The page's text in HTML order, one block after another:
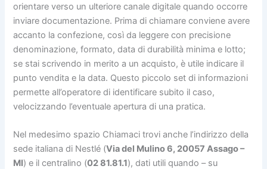
orientare verso un ulteriore canale digitale quando occorre
inviare documentazione. Prima di chiamare conviene avere
accanto la confezione, così da leggere con precisione
denominazione, formato, data di durabilità minima e lotto;
se stai scrivendo in merito a un acquisto, è utile indicare il
punto vendita e la data. Questo piccolo set di informazioni
permette all’operatore di identificare subito il caso,
velocizzando l’eventuale apertura di una pratica.
Nel medesimo spazio Chiamaci trovi anche l’indirizzo della
sede italiana di Nestlé (Via del Mulino 6, 20057 Assago –
MI) e il centralino (02 81.81.1), dati utili quando – su